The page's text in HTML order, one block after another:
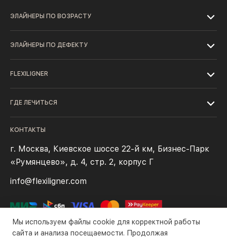
ЭЛАЙНЕРЫ ПО ВОЗРАСТУ
ЭЛАЙНЕРЫ ПО ДЕФЕКТУ
FLEXILIGNER
ГДЕ ЛЕЧИТЬСЯ
КОНТАКТЫ
г. Москва, Киевское шоссе 22-й км, Бизнес-Парк
«Румянцево», д. 4, стр. 2, корпус Г
info@flexiligner.com
Мы используем файлы cookie для корректной работы
сайта и анализа посещаемости. Продолжая